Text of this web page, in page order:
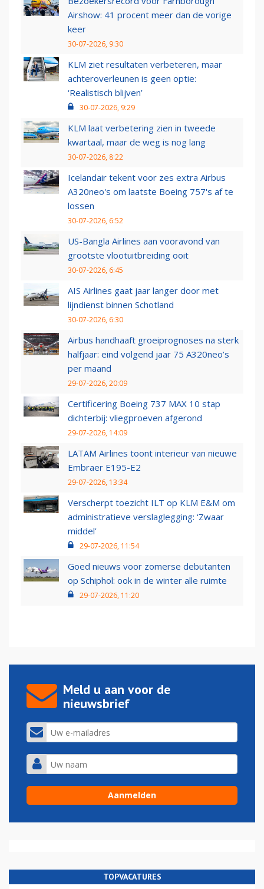
Airshow: 41 procent meer dan de vorige
keer
30-07-2026, 9:30
KLM ziet resultaten verbeteren, maar
achteroverleunen is geen optie:
‘Realistisch blijven’
30-07-2026, 9:29
KLM laat verbetering zien in tweede
kwartaal, maar de weg is nog lang
30-07-2026, 8:22
Icelandair tekent voor zes extra Airbus
A320neo's om laatste Boeing 757's af te
lossen
30-07-2026, 6:52
US-Bangla Airlines aan vooravond van
grootste vlootuitbreiding ooit
30-07-2026, 6:45
AIS Airlines gaat jaar langer door met
lijndienst binnen Schotland
30-07-2026, 6:30
Airbus handhaaft groeiprognoses na sterk
halfjaar: eind volgend jaar 75 A320neo’s
per maand
29-07-2026, 20:09
Certificering Boeing 737 MAX 10 stap
dichterbij: vliegproeven afgerond
29-07-2026, 14:09
LATAM Airlines toont interieur van nieuwe
Embraer E195-E2
29-07-2026, 13:34
Verscherpt toezicht ILT op KLM E&M om
administratieve verslaglegging: ‘Zwaar
middel’
29-07-2026, 11:54
Goed nieuws voor zomerse debutanten
op Schiphol: ook in de winter alle ruimte
29-07-2026, 11:20
Meld u aan voor de
nieuwsbrief
TOPVACATURES